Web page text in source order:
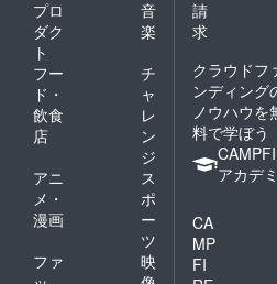
プロ
ダク
ト
音
楽
フー
ド・
飲食
店
チ
ャ
レ
ン
ジ
アニ
メ・
漫画
ス
ポ
ー
ツ
ファ
映
請
求
クラウドフ
ンディング
ノウハウを
料で学ぼう
アカデ
CA
MP
FI